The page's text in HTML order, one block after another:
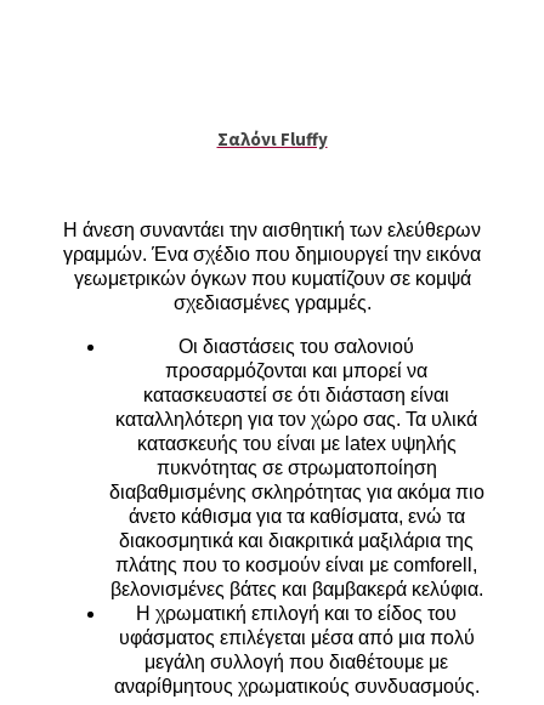
Σαλόνι Fluffy
Η άνεση συναντάει την αισθητική των ελεύθερων
γραμμών. Ένα σχέδιο που δημιουργεί την εικόνα
γεωμετρικών όγκων που κυματίζουν σε κομψά
σχεδιασμένες γραμμές.
Οι διαστάσεις του σαλονιού
προσαρμόζονται και μπορεί να
κατασκευαστεί σε ότι διάσταση είναι
καταλληλότερη για τον χώρο σας. Τα υλικά
κατασκευής του είναι με latex υψηλής
πυκνότητας σε στρωματοποίηση
διαβαθμισμένης σκληρότητας για ακόμα πιο
άνετο κάθισμα για τα καθίσματα, ενώ τα
διακοσμητικά και διακριτικά μαξιλάρια της
πλάτης που το κοσμούν είναι με comforell,
βελονισμένες βάτες και βαμβακερά κελύφια.
Η χρωματική επιλογή και το είδος του
υφάσματος επιλέγεται μέσα από μια πολύ
μεγάλη συλλογή που διαθέτουμε με
αναρίθμητους χρωματικούς συνδυασμούς.